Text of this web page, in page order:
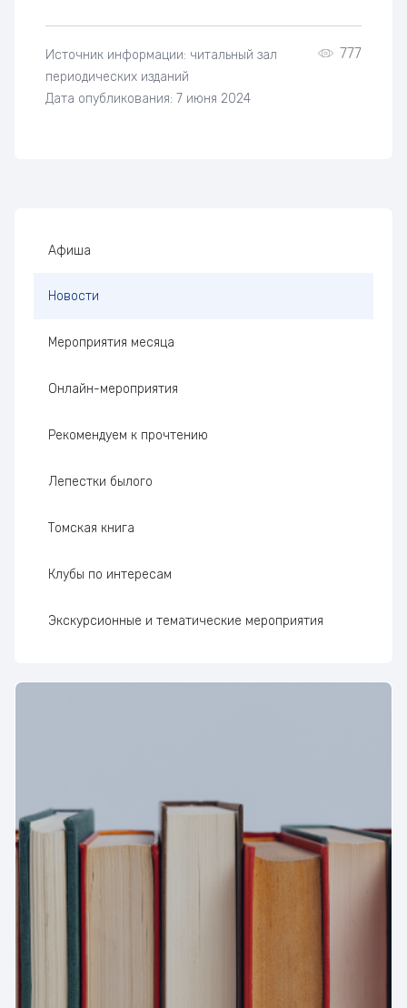
777
Источник информации: читальный зал
периодических изданий
Дата опубликования: 7 июня 2024
Афиша
Новости
Мероприятия месяца
Онлайн-мероприятия
Рекомендуем к прочтению
Лепестки былого
Томская книга
Клубы по интересам
Экскурсионные и тематические мероприятия